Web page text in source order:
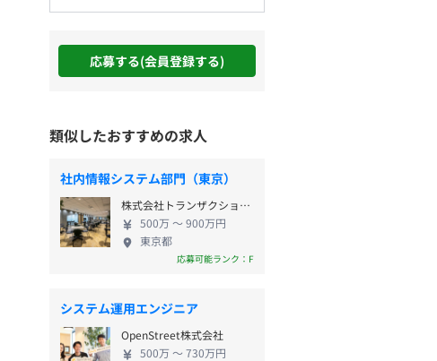
応募する(会員登録する)
類似したおすすめの求人
社内情報システム部門（東京）
株式会社トランザクション・メディア・ネットワークス
500万 〜 900万円
東京都
応募可能ランク：F
システム運用エンジニア
OpenStreet株式会社
500万 〜 730万円